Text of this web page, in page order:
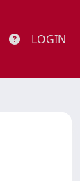
LOGIN